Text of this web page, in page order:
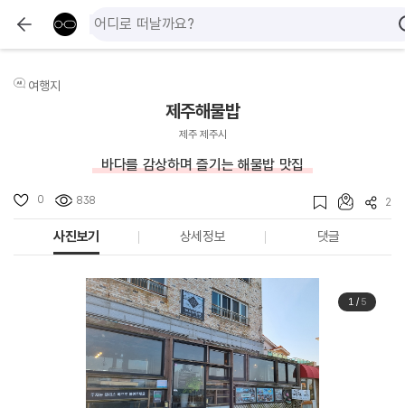
여행지
제주해물밥
제주 제주시
바다를 감상하며 즐기는 해물밥 맛집
0 838 2
사진보기 상세정보 댓글
1/ 5